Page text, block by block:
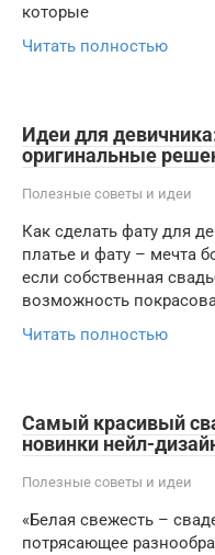
которые
Читать полностью
Идеи для
оригинальные
Полезные советы и идеи
Как сделать фату для
платье и фату – мечта
если собственная
возможность
Читать полностью
Самый красивый
новинки нейл-
Полезные советы и идеи
«Белая свежесть –
потрясающее